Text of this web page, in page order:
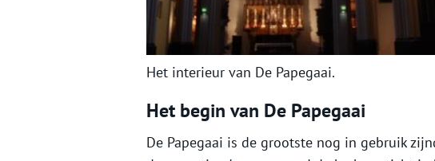
Het interieur van De Papegaai.
Het begin van De Papegaai
De Papegaai is de grootste nog in gebruik